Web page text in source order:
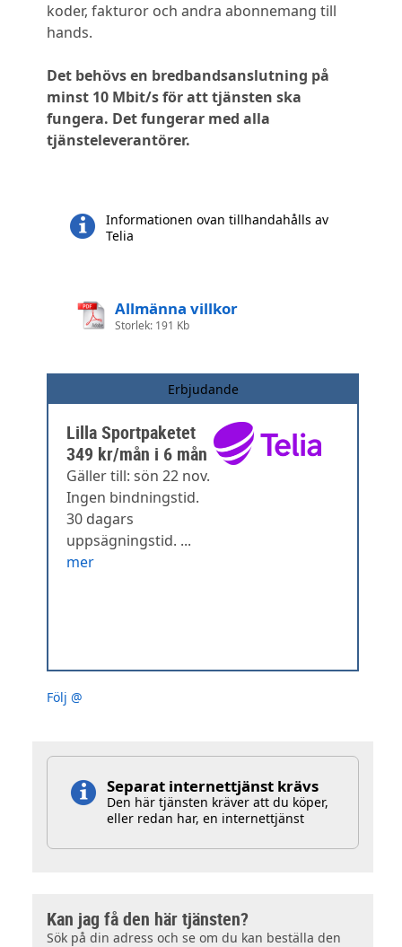
koder, fakturor och andra abonnemang till
hands.
Det behövs en bredbandsanslutning på
minst 10 Mbit/s för att tjänsten ska
fungera. Det fungerar med alla
tjänsteleverantörer.
Informationen ovan tillhandahålls av
Telia
Allmänna villkor
Storlek: 191 Kb
Erbjudande
Lilla Sportpaketet
349 kr/mån i 6 mån
Gäller till: sön 22 nov.
Ingen bindningstid.
30 dagars
uppsägningstid. ...
mer
Följ @
Separat internettjänst krävs
Den här tjänsten kräver att du köper,
eller redan har, en internettjänst
Kan jag få den här tjänsten?
Sök på din adress och se om du kan beställa den